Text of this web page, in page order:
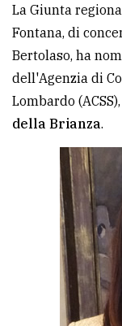
la
tua
pubblicità
CERCA
comune
Ricerca
avanzata
La Giunta
Fontana, di
Bertolaso, ha
dell'Agenzia di
Lombardo
della Brianza.